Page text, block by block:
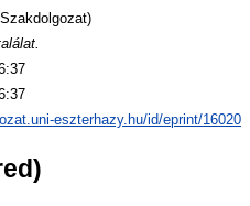
eszterhazy.hu/id/eprint/16020